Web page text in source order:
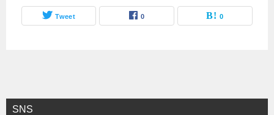
Tweet 0 0
SNS